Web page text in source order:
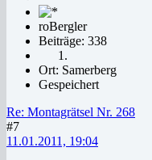
roBergler
Beiträge: 338
Ort: Samerberg
Gespeichert
Re: Montagrätsel Nr. 268
#7
11.01.2011, 19:04